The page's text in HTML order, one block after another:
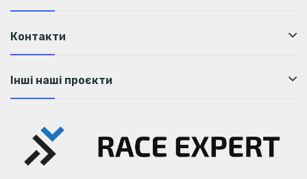
Контакти
Інші наші проєкти